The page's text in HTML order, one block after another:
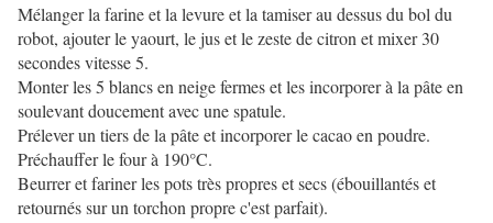
Mélanger la farine et la levure et la tamiser au dessus du bol du
robot, ajouter le yaourt, le jus et le zeste de citron et mixer 30
secondes vitesse 5.
Monter les 5 blancs en neige fermes et les incorporer à la pâte en
soulevant doucement avec une spatule.
Prélever un tiers de la pâte et incorporer le cacao en poudre.
Préchauffer le four à 190°C.
Beurrer et fariner les pots très propres et secs (ébouillantés et
retournés sur un torchon propre c'est parfait).